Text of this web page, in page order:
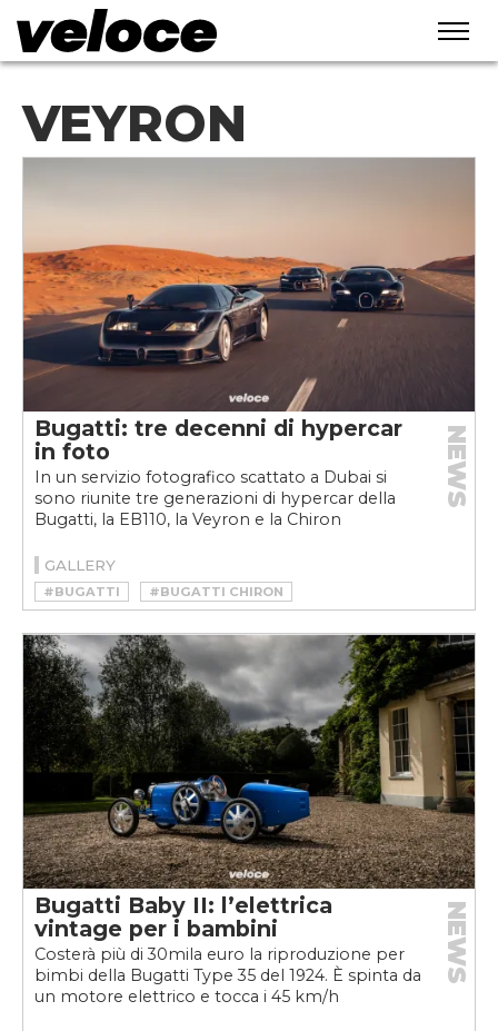
VEYRON
Bugatti: tre decenni di hypercar
in foto
In un servizio fotografico scattato a Dubai si
sono riunite tre generazioni di hypercar della
Bugatti, la EB110, la Veyron e la Chiron
NEWS
GALLERY
#BUGATTI
#BUGATTI CHIRON
#BUGATTI EB110
#BUGATTI VEYRON
#CHIRON
#EB110 SUPER SPORT
#HYPERCAR
#VEYRON
Bugatti Baby II: l’elettrica
vintage per i bambini
Costerà più di 30mila euro la riproduzione per
bimbi della Bugatti Type 35 del 1924. È spinta da
un motore elettrico e tocca i 45 km/h
NEWS